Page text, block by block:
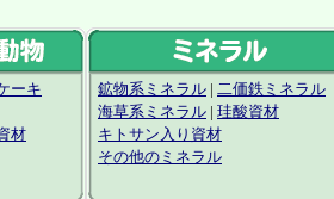
ーキ
材
鉱物系ミネラル
二価鉄ミネラル
海草系ミネラル
珪酸資材
キトサン入り資材
その他のミネラル